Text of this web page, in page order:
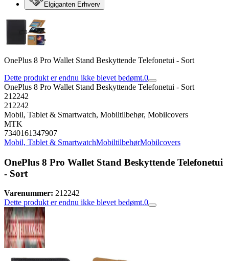
Elgiganten Erhverv
OnePlus 8 Pro Wallet Stand Beskyttende Telefonetui - Sort
Dette produkt er endnu ikke blevet bedømt.0
OnePlus 8 Pro Wallet Stand Beskyttende Telefonetui - Sort
212242
212242
Mobil, Tablet & Smartwatch, Mobiltilbehør, Mobilcovers
MTK
7340161347907
Mobil, Tablet & SmartwatchMobiltilbehørMobilcovers
OnePlus 8 Pro Wallet Stand Beskyttende Telefonetui
- Sort
Varenummer: 212242
Dette produkt er endnu ikke blevet bedømt.0